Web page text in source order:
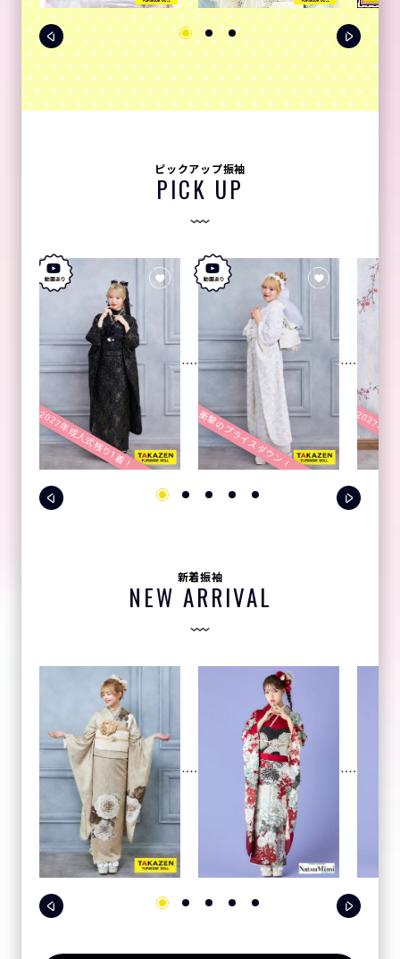
ピックアップ振袖
PICK UP
2027年成人式残り1着！ 衝撃のプライスダウン！ 2027年
新着振袖
NEW ARRIVAL